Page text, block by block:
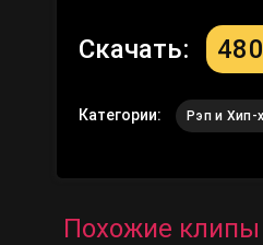
Скачать:
Категории: Рэп и Хип-
Похожие клипы